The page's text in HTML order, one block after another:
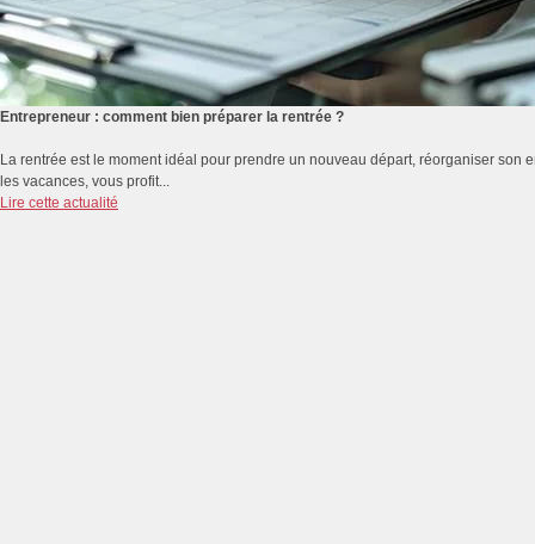
Entrepreneur : comment bien préparer la rentrée ?
La rentrée est le moment idéal pour prendre un nouveau départ, réorganiser son
les vacances, vous profit...
Lire cette actualité